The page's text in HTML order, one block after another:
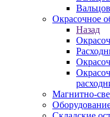
Окрасочное
Назад
Магнитно-